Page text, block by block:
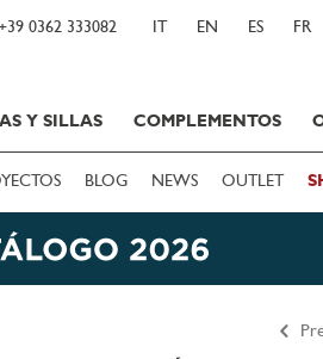
0362 333082 IT EN ES FR
Y SILLAS COMPLEMENTOS
BLOG NEWS OUTLET